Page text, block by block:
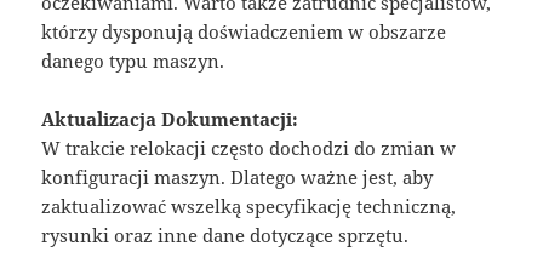
którzy dysponują doświadczeniem w obszarze
danego typu maszyn.
Aktualizacja Dokumentacji:
W trakcie relokacji często dochodzi do zmian w
konfiguracji maszyn. Dlatego ważne jest, aby
zaktualizować wszelką specyfikację techniczną,
rysunki oraz inne dane dotyczące sprzętu.